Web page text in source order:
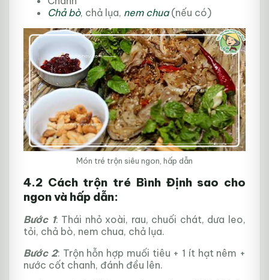
Chả bò, chả lụa, nem chua(nếu có)
Món tré trộn siêu ngon, hấp dẫn
4.2 Cách trộn tré Bình Định sao cho
ngon và hấp dẫn:
Bước 1: Thái nhỏ xoài, rau, chuối chát, dưa leo,
tỏi, chả bò, nem chua, chả lụa.
Bước 2: Trộn hỗn hợp muối tiêu + 1 ít hạt nêm +
nước cốt chanh, đánh đều lên.